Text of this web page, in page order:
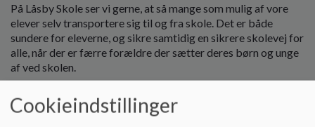
På Låsby Skole ser vi gerne, at så mange som mulig af vore
elever selv transportere sig til og fra skole. Det er både
sundere for eleverne, og sikre samtidig en sikrere skolevej for
alle, når der er færre forældre der sætter deres børn og unge
af ved skolen.
Gående
Cookieindstillinger